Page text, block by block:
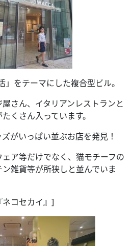
」をテーマにした複合型ビル。
さん、イタリアンレストランと
くさん入っています。
がいっぱい並ぶお店を発見！
ア等だけでなく、猫モチーフの
雑貨等が所狭しと並んでいま
コセカイ』]